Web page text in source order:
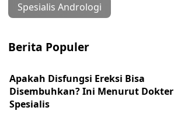
Spesialis Andrologi
Berita Populer
Apakah Disfungsi Ereksi Bisa
Disembuhkan? Ini Menurut Dokter
Spesialis